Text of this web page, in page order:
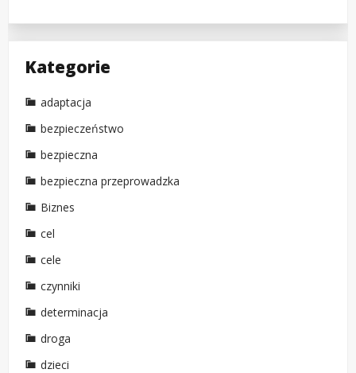
Kategorie
adaptacja
bezpieczeństwo
bezpieczna
bezpieczna przeprowadzka
Biznes
cel
cele
czynniki
determinacja
droga
dzieci